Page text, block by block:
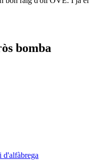
bomba
d'alfàbrega